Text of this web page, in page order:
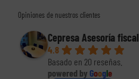
Opiniones de nuestros clientes
Cepresa Asesoría fiscal
4.8
Basado en 20 reseñas.
powered by Google